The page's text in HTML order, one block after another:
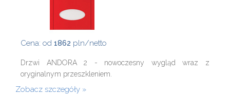
Cena: od 1862 pln/netto
Drzwi ANDORA 2 - nowoczesny wygląd wraz z
oryginalnym przeszkleniem.
Zobacz szczegóły